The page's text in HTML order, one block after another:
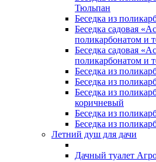
Тюльпан
Беседка из
Беседка садовая
поликарбонатом и
Беседка садовая
поликарбонатом и
Беседка из
Беседка из
Беседка из
коричневый
Беседка из
Беседка из
Летний душ для дачи
Дачный туалет